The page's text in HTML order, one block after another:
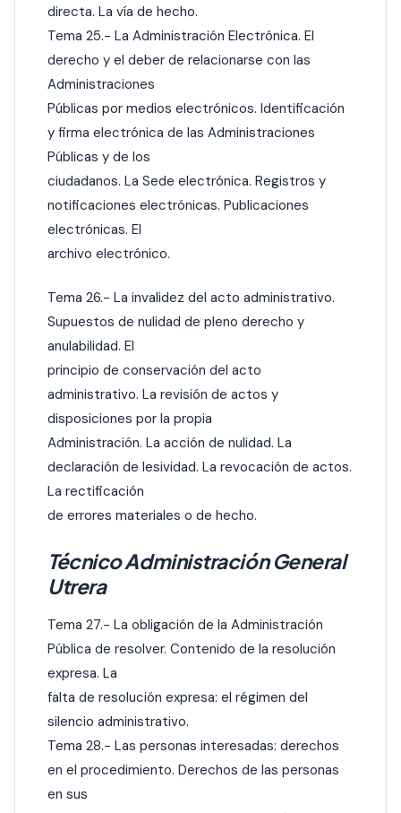
directa. La vía de hecho.
Tema 25.- La Administración Electrónica. El
derecho y el deber de relacionarse con las
Administraciones
Públicas por medios electrónicos. Identificación
y firma electrónica de las Administraciones
Públicas y de los
ciudadanos. La Sede electrónica. Registros y
notificaciones electrónicas. Publicaciones
electrónicas. El
archivo electrónico.
Tema 26.- La invalidez del acto administrativo.
Supuestos de nulidad de pleno derecho y
anulabilidad. El
principio de conservación del acto
administrativo. La revisión de actos y
disposiciones por la propia
Administración. La acción de nulidad. La
declaración de lesividad. La revocación de actos.
La rectificación
de errores materiales o de hecho.
Técnico Administración General
Utrera
Tema 27.- La obligación de la Administración
Pública de resolver. Contenido de la resolución
expresa. La
falta de resolución expresa: el régimen del
silencio administrativo.
Tema 28.- Las personas interesadas: derechos
en el procedimiento. Derechos de las personas
en sus